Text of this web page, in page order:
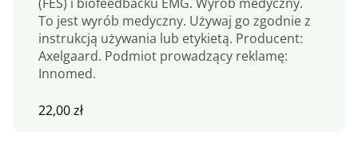
To jest wyrób medyczny. Używaj go zgodnie z
instrukcją używania lub etykietą. Producent:
Axelgaard. Podmiot prowadzący reklamę:
Innomed.
22,00zł